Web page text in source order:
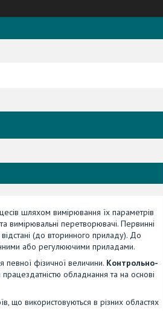
шляхом вимірювання їх параметрів
вимірювальні перетворювачі. Первинні
(до вторинного приладу). До
або регулюючими приладами.
певної фізичної величини. Контрольно-
обладнання та на основі
що використовуються в різних областях